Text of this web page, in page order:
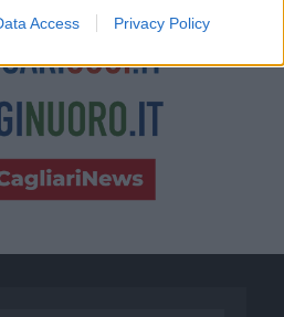
Access Privacy Policy